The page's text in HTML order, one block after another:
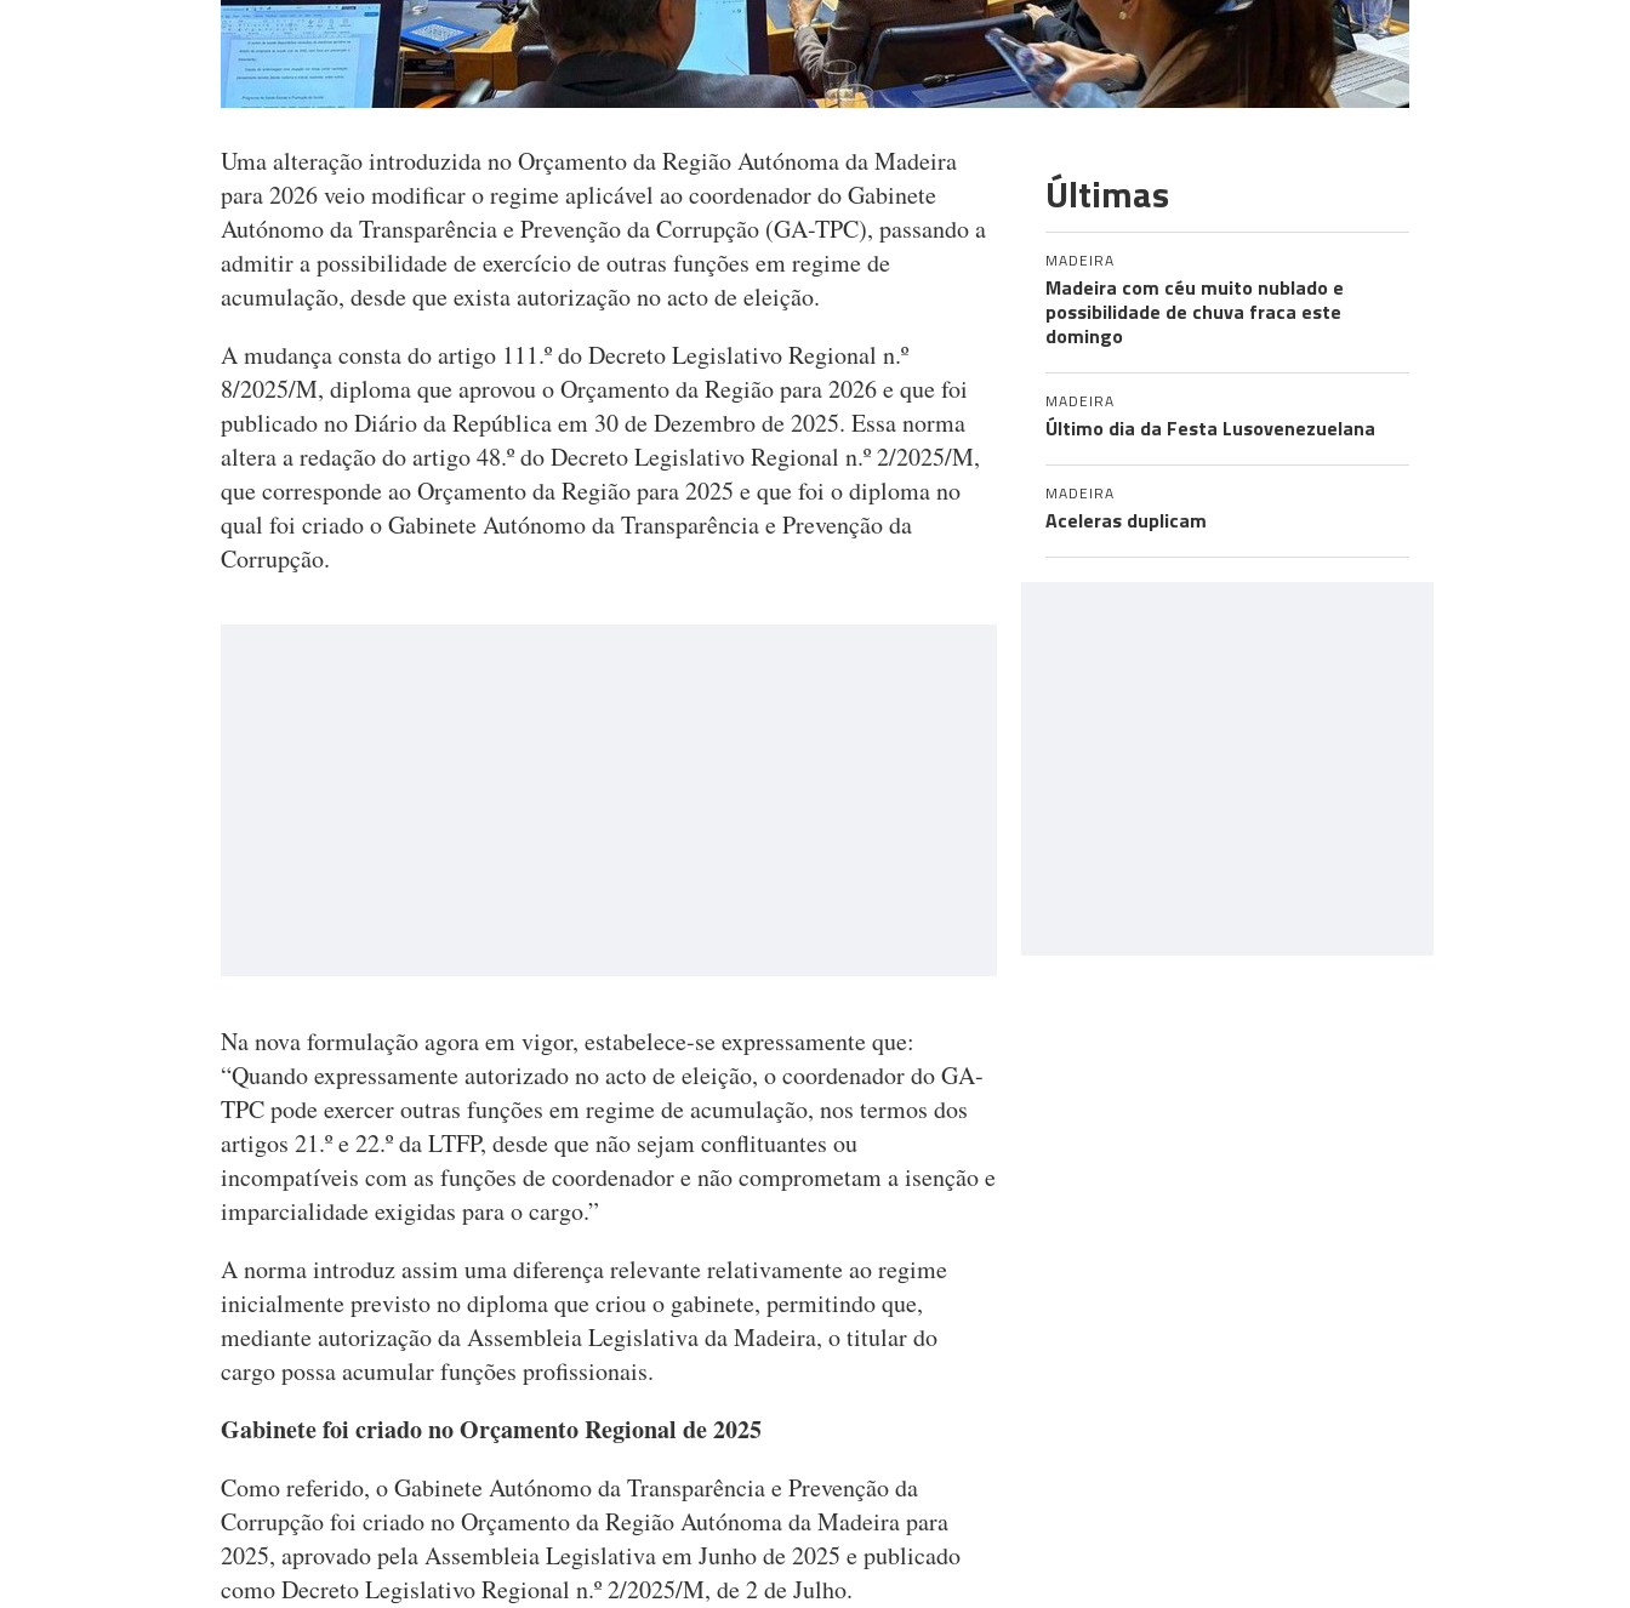
Uma alteração introduzida no Orçamento da Região Autónoma da Madeira
para 2026 veio modificar o regime aplicável ao coordenador do Gabinete
Autónomo da Transparência e Prevenção da Corrupção (GA-TPC), passando a
admitir a possibilidade de exercício de outras funções em regime de
acumulação, desde que exista autorização no acto de eleição.
A mudança consta do artigo 111.º do Decreto Legislativo Regional n.º
8/2025/M, diploma que aprovou o Orçamento da Região para 2026 e que foi
publicado no Diário da República em 30 de Dezembro de 2025. Essa norma
altera a redação do artigo 48.º do Decreto Legislativo Regional n.º 2/2025/M,
que corresponde ao Orçamento da Região para 2025 e que foi o diploma no
qual foi criado o Gabinete Autónomo da Transparência e Prevenção da
Corrupção.
Na nova formulação agora em vigor, estabelece-se expressamente que:
“Quando expressamente autorizado no acto de eleição, o coordenador do GA-
TPC pode exercer outras funções em regime de acumulação, nos termos dos
artigos 21.º e 22.º da LTFP, desde que não sejam conflituantes ou
incompatíveis com as funções de coordenador e não comprometam a isenção e
imparcialidade exigidas para o cargo.”
A norma introduz assim uma diferença relevante relativamente ao regime
inicialmente previsto no diploma que criou o gabinete, permitindo que,
mediante autorização da Assembleia Legislativa da Madeira, o titular do
cargo possa acumular funções profissionais.
Gabinete foi criado no Orçamento Regional de 2025
Como referido, o Gabinete Autónomo da Transparência e Prevenção da
Corrupção foi criado no Orçamento da Região Autónoma da Madeira para
2025, aprovado pela Assembleia Legislativa em Junho de 2025 e publicado
como Decreto Legislativo Regional n.º 2/2025/M, de 2 de Julho.
Últimas
MADEIRA
Madeira com céu muito nublado e
possibilidade de chuva fraca este
domingo
MADEIRA
Último dia da Festa Lusovenezuelana
MADEIRA
Aceleras duplicam